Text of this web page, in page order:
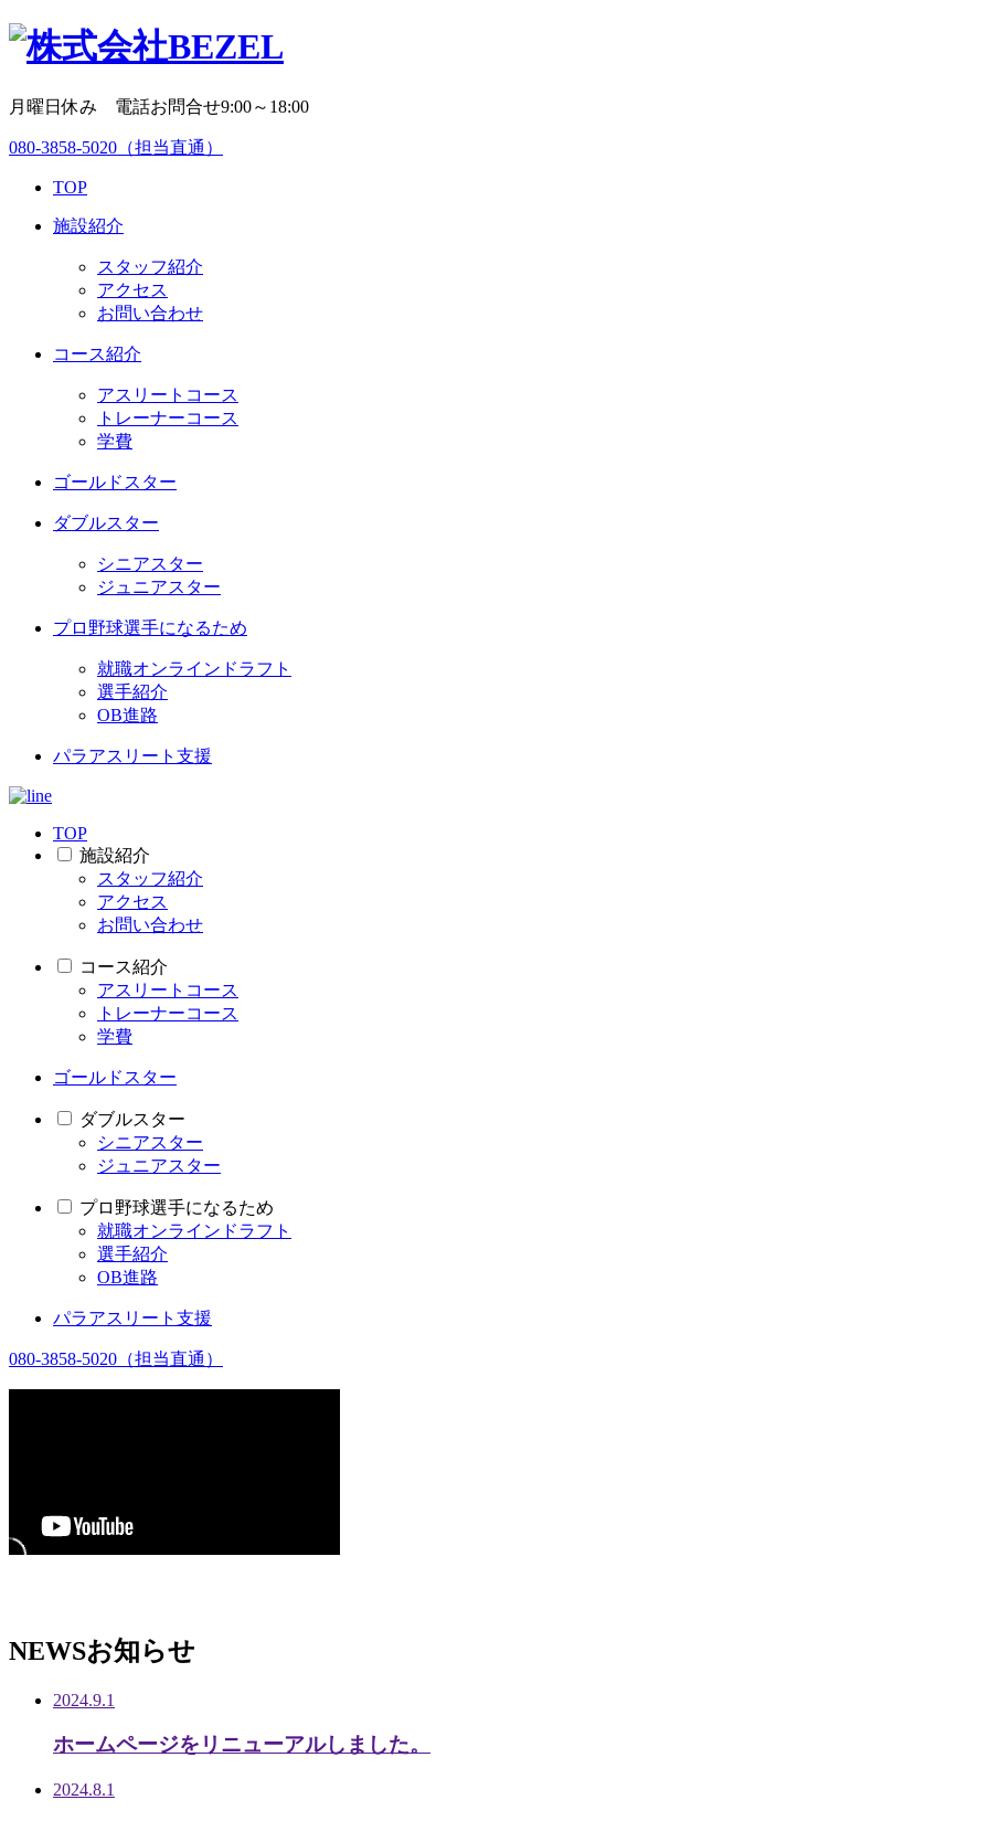
月曜日休み 電話お問合せ9:00～18:00
080-3858-5020 （担当直通）
TOP
施設紹介
スタッフ紹介
アクセス
お問い合わせ
コース紹介
アスリートコース
トレーナーコース
学費
ゴールドスター
ダブルスター
シニアスター
ジュニアスター
プロ野球選手になるため
就職オンラインドラフト
選手紹介
OB進路
パラアスリート支援
TOP
施設紹介
スタッフ紹介
アクセス
お問い合わせ
コース紹介
アスリートコース
トレーナーコース
学費
ゴールドスター
ダブルスター
シニアスター
ジュニアスター
プロ野球選手になるため
就職オンラインドラフト
選手紹介
OB進路
パラアスリート支援
080-3858-5020 （担当直通）
NEWSお知らせ
2024.9.1
ホームページをリニューアルしました。
2024.8.1